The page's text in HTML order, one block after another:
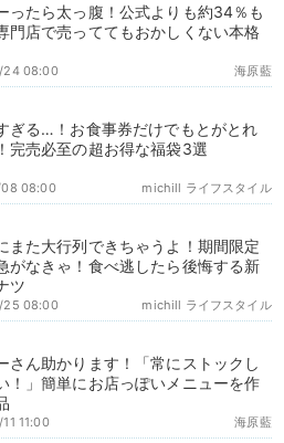
ったら太っ腹！公式よりも約34％も
門店で売っててもおかしくない本格
海原藍
08:00
ぎる…！お食事券だけでもとがとれ
完売必至の超お得な福袋3選
michill ライフスタイル
08:00
また大行列できちゃうよ！期間限定
がなきゃ！食べ逃したら後悔する新
ツ
michill ライフスタイル
08:00
さん助かります！「常にストックし
！」簡単にお店っぽいメニューを作
海原藍
11:00